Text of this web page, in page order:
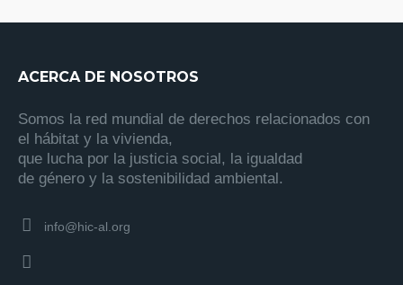
ACERCA DE NOSOTROS
Somos la red mundial de derechos relacionados con
el hábitat y la vivienda,
que lucha por la justicia social, la igualdad
de género y la sostenibilidad ambiental.
info@hic-al.org